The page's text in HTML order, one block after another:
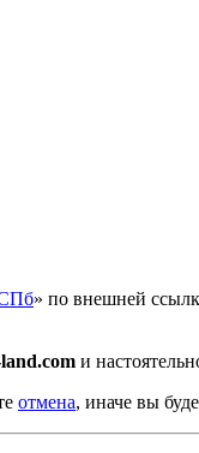
» по внешней
и
отмена, иначе вы